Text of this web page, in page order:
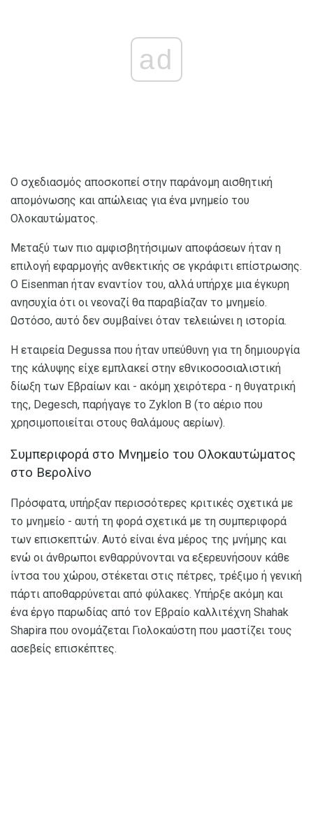
ad
Ο σχεδιασμός αποσκοπεί στην παράνομη αισθητική
απομόνωσης και απώλειας για ένα μνημείο του
Ολοκαυτώματος.
Μεταξύ των πιο αμφισβητήσιμων αποφάσεων ήταν η
επιλογή εφαρμογής ανθεκτικής σε γκράφιτι επίστρωσης.
Ο Eisenman ήταν εναντίον του, αλλά υπήρχε μια έγκυρη
ανησυχία ότι οι νεοναζί θα παραβίαζαν το μνημείο.
Ωστόσο, αυτό δεν συμβαίνει όταν τελειώνει η ιστορία.
Η εταιρεία Degussa που ήταν υπεύθυνη για τη δημιουργία
της κάλυψης είχε εμπλακεί στην εθνικοσοσιαλιστική
δίωξη των Εβραίων και - ακόμη χειρότερα - η θυγατρική
της, Degesch, παρήγαγε το Zyklon B (το αέριο που
χρησιμοποιείται στους θαλάμους αερίων).
Συμπεριφορά στο Μνημείο του Ολοκαυτώματος
στο Βερολίνο
Πρόσφατα, υπήρξαν περισσότερες κριτικές σχετικά με
το μνημείο - αυτή τη φορά σχετικά με τη συμπεριφορά
των επισκεπτών. Αυτό είναι ένα μέρος της μνήμης και
ενώ οι άνθρωποι ενθαρρύνονται να εξερευνήσουν κάθε
ίντσα του χώρου, στέκεται στις πέτρες, τρέξιμο ή γενική
πάρτι αποθαρρύνεται από φύλακες. Υπήρξε ακόμη και
ένα έργο παρωδίας από τον Εβραίο καλλιτέχνη Shahak
Shapira που ονομάζεται Γιολοκαύστη που μαστίζει τους
ασεβείς επισκέπτες.